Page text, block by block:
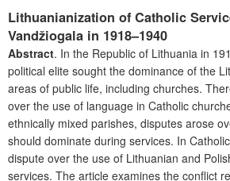
Lithuanianization of Catholic
Vandžiogala in 1918–1940
Abstract. In the Republic of Lithuania in
political elite sought the dominance of the
areas of public life, including churches.
over the use of language in Catholic
ethnically mixed parishes, disputes arose
should dominate during services. In
dispute over the use of Lithuanian and
services. The article examines the conflict